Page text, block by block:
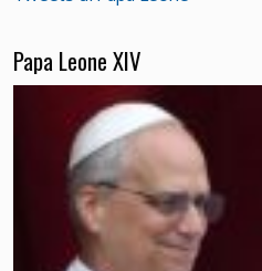
Papa Leone XIV